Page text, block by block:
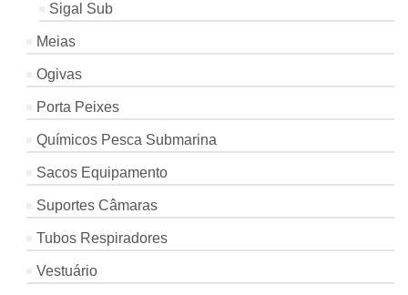
Sigal Sub
Meias
Ogivas
Porta Peixes
Químicos Pesca Submarina
Sacos Equipamento
Suportes Câmaras
Tubos Respiradores
Vestuário